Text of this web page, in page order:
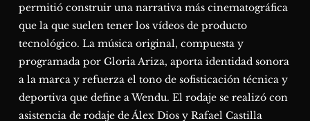
permitió construir una narrativa más cinematográfica
que la que suelen tener los vídeos de producto
tecnológico. La música original, compuesta y
programada por Gloria Ariza, aporta identidad sonora
a la marca y refuerza el tono de sofisticación técnica y
deportiva que define a Wendu. El rodaje se realizó con
asistencia de rodaje de Álex Dios y Rafael Castilla